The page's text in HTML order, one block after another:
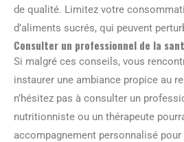
de qualité. Limitez votre
d’aliments sucrés, qui peuvent
Consulter un professionnel de la
Si malgré ces conseils, vous
instaurer une ambiance propice au
n’hésitez pas à consulter un
nutritionniste ou un thérapeute
accompagnement personnalisé